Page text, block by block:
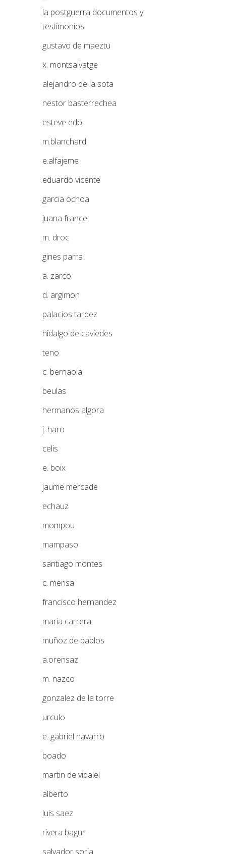
la postguerra documentos y
testimonios
gustavo de maeztu
x. montsalvatge
alejandro de la sota
nestor basterrechea
esteve edo
m.blanchard
e.alfajeme
eduardo vicente
garcia ochoa
juana france
m. droc
gines parra
a. zarco
d. argimon
palacios tardez
hidalgo de caviedes
teno
c. bernaola
beulas
hermanos algora
j. haro
celis
e. boix
jaume mercade
echauz
mompou
mampaso
santiago montes
c. mensa
francisco hernandez
maria carrera
muñoz de pablos
a.orensaz
m. nazco
gonzalez de la torre
urculo
e. gabriel navarro
boado
martin de vidalel
alberto
luis saez
rivera bagur
salvador soria